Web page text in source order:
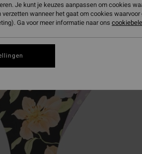
Je kunt je keuzes aanpassen om cookies
wanneer het gaat om cookies
Ga voor meer informatie naar ons